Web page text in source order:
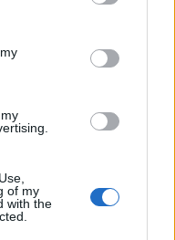
one or more Google
including but
You may click to
its third-party tags to
of my
with the